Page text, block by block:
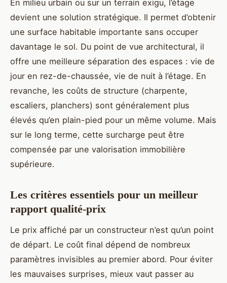
En milieu urbain ou sur un terrain exigu, l’étage
devient une solution stratégique. Il permet d’obtenir
une surface habitable importante sans occuper
davantage le sol. Du point de vue architectural, il
offre une meilleure séparation des espaces : vie de
jour en rez-de-chaussée, vie de nuit à l’étage. En
revanche, les coûts de structure (charpente,
escaliers, planchers) sont généralement plus
élevés qu’en plain-pied pour un même volume. Mais
sur le long terme, cette surcharge peut être
compensée par une valorisation immobilière
supérieure.
Les critères essentiels pour un meilleur
rapport qualité-prix
Le prix affiché par un constructeur n’est qu’un point
de départ. Le coût final dépend de nombreux
paramètres invisibles au premier abord. Pour éviter
les mauvaises surprises, mieux vaut passer au